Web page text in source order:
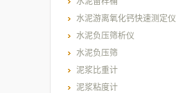
水泥游离氧化钙快速测定仪
水泥负压筛析仪
水泥负压筛
泥浆比重计
泥浆粘度计